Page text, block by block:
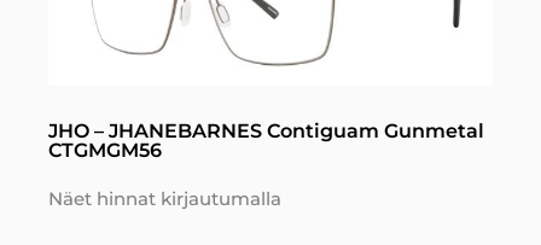
JHO – JHANEBARNES Contiguam Gunmetal
CTGMGM56
Näet hinnat kirjautumalla